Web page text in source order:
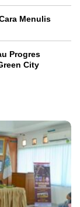
Menulis
Progres
City